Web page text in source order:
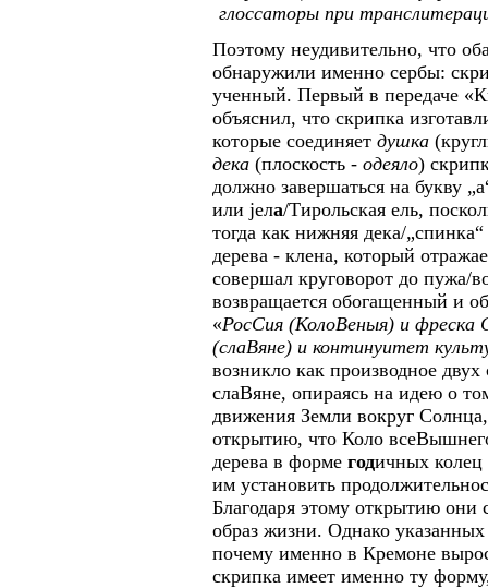
глоссаторы при
Поэтому неудивительно, что
обнаружили именно сербы:
ученный. Первый в передаче
объяснил, что скрипка
которые соединяетдушка
дека (плоскость -одеяло)
должно завершаться на букву
или јела/Тирольская ель,
тогда как нижняя дека/
дерева - клена, который
совершал круговорот до пужа/
возвращается обогащенный и
«РосСия (КолоВеныя) и фреска
(слаВяне) и континуитет
возникло как производное
слаВяне, опираясь на идею о
движения Земли вокруг
открытию, что Коло
дерева в формегодичных колец
им установить
Благодаря этому открытию они
образ жизни. Однако
почему именно в Кремоне
скрипка имеет именно ту